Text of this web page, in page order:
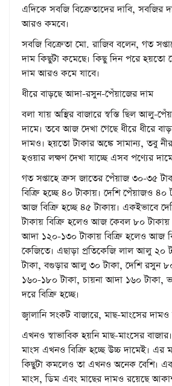
এদিকে সবজি বিক্রেতাদের দাবি, সবজির
আরও কমবে।
সবজি বিক্রেতা মো. রাজিব বলেন, গত
দাম কিছুটা কমেছে। কিছু দিন পরে হয়তো
দাম আরও কমে যাবে।
ধীরে বাড়ছে আদা-রসুন-পেঁয়াজের দাম
বলা যায় অস্থির বাজারে স্বস্তি ছিল আলু-
দামে। তবে আজ দেখা গেছে ধীরে ধীরে
দামও। হয়তো টাকার অঙ্কে সামান্য, তবু
হওয়ার লক্ষণ দেখা যাচ্ছে এসব পণ্যের
গত সপ্তাহে ক্রস জাতের পেঁয়াজ ৩০-৩৫
বিক্রি হচ্ছে ৪০ টাকায়। দেশি পেঁয়াজও ৪০
আজ বিক্রি হচ্ছে ৪৫ টাকায়। একইভাবে
টাকায় বিক্রি হলেও আজ কেবল ৮০ টাকায়
আদা ১২০-১৩০ টাকায় বিক্রি হলেও আজ
কেজিতে। এছাড়া প্রতিকেজি লাল আলু ২০
টাকা, বগুড়ার আলু ৩০ টাকা, দেশি রসুন
১৬০-১৮০ টাকা, চায়না আদা ১৬০ টাকা,
দরে বিক্রি হচ্ছে।
জ্বালানি সংকট বাজারে, মাছ-মাংসের দামও
এখনও স্বাভাবিক হয়নি মাছ-মাংসের
মাংস এখনও বিক্রি হচ্ছে উচ্চ দামেই। এর
কিছুটা কমলেও তা এখনও অনেক বেশি।
মাংস, ডিম এবং মাছের দামও রয়েছে